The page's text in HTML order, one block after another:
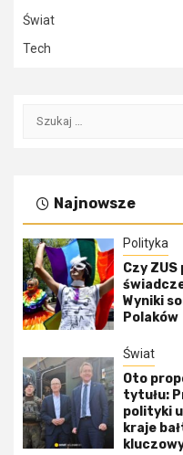
Świat
Tech
Szukaj:
Najnowsze
Polityka
Czy
Wyniki
Polaków
Świat
Oto
tytułu:
polityki
kraje